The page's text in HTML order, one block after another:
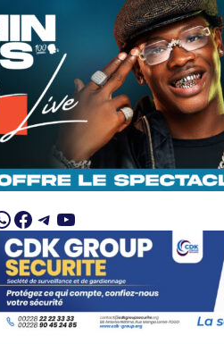
Facebook
Telegram
YouTube